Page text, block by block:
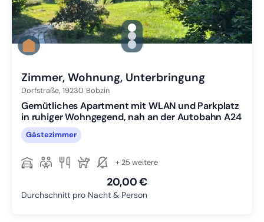
gallery.slide_selector
Zu Slide 1 wechseln
Zu Slide 2 wechseln
Zu Slide 3 wechseln
Zimmer, Wohnung, Unterbringung
Dorfstraße, 19230 Bobzin
Gemütliches Apartment mit WLAN und Parkplatz
in ruhiger Wohngegend, nah an der Autobahn A24
Gästezimmer
+ 25 weitere
20,00 €
Durchschnitt pro Nacht & Person